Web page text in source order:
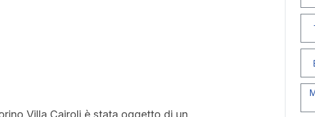
Villa Cairoli è stata oggetto di un